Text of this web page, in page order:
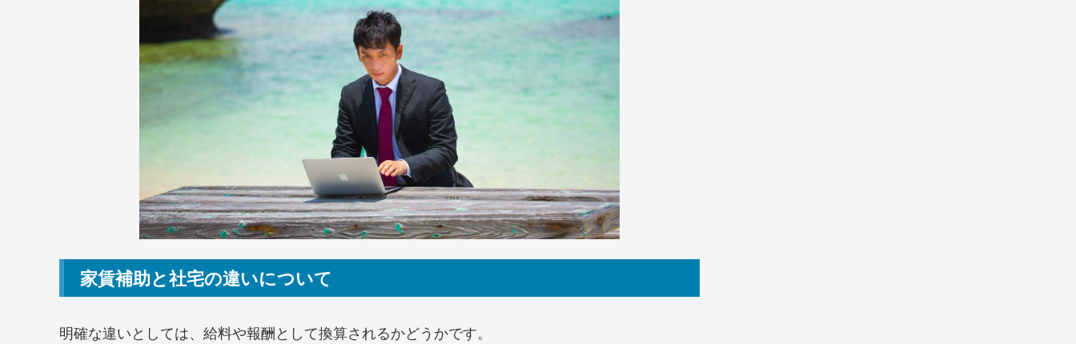
家賃補助と社宅の違いについて
明確な違いとしては、給料や報酬として換算されるかどうかです。